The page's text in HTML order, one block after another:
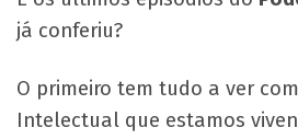
já conferiu?
O primeiro tem tudo a ver
Intelectual que estamos